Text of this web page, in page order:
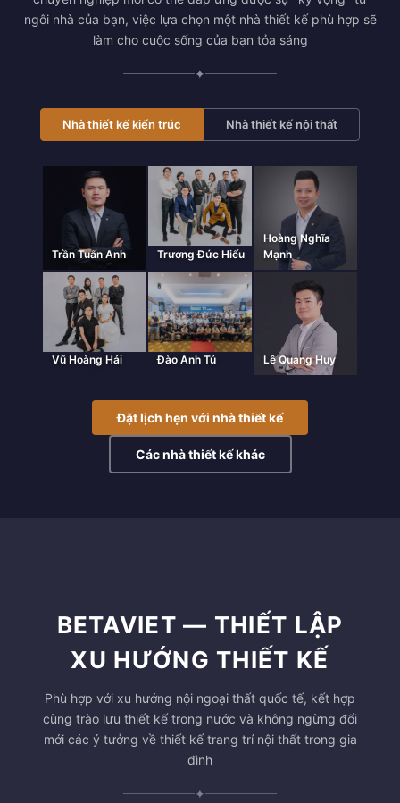
ngôi nhà của bạn, việc lựa chọn một nhà thiết kế phù hợp sẽ
làm cho cuộc sống của bạn tỏa sáng
✦
Nhà thiết kế kiến trúc Nhà thiết kế nội thất
Trần Tuấn Anh Trương Đức Hiếu
Hoàng Nghĩa
Mạnh
Vũ Hoàng Hải Đào Anh Tú Lê Quang Huy
Đặt lịch hẹn với nhà thiết kế
Các nhà thiết kế khác
BETAVIET — THIẾT LẬP
XU HƯỚNG THIẾT KẾ
Phù hợp với xu hướng nội ngoại thất quốc tế, kết hợp
cùng trào lưu thiết kế trong nước và không ngừng đổi
mới các ý tưởng về thiết kế trang trí nội thất trong gia
đình
✦